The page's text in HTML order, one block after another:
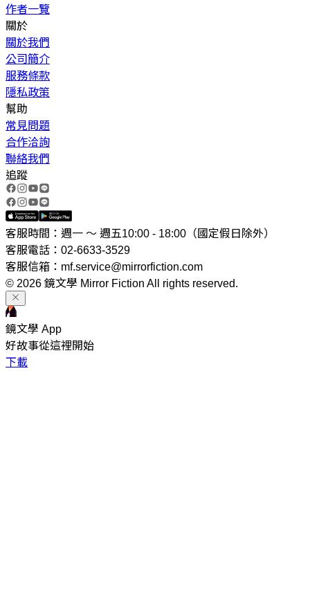
作者一覽
關於
關於我們
公司簡介
服務條款
隱私政策
幫助
常見問題
合作洽詢
聯絡我們
追蹤
客服時間：週一 ～ 週五10:00 - 18:00（國定假日除外）
客服電話：02-6633-3529
客服信箱：mf.service@mirrorfiction.com
© 2026 鏡文學 Mirror Fiction All rights reserved.
鏡文學 App
好故事從這裡開始
下載